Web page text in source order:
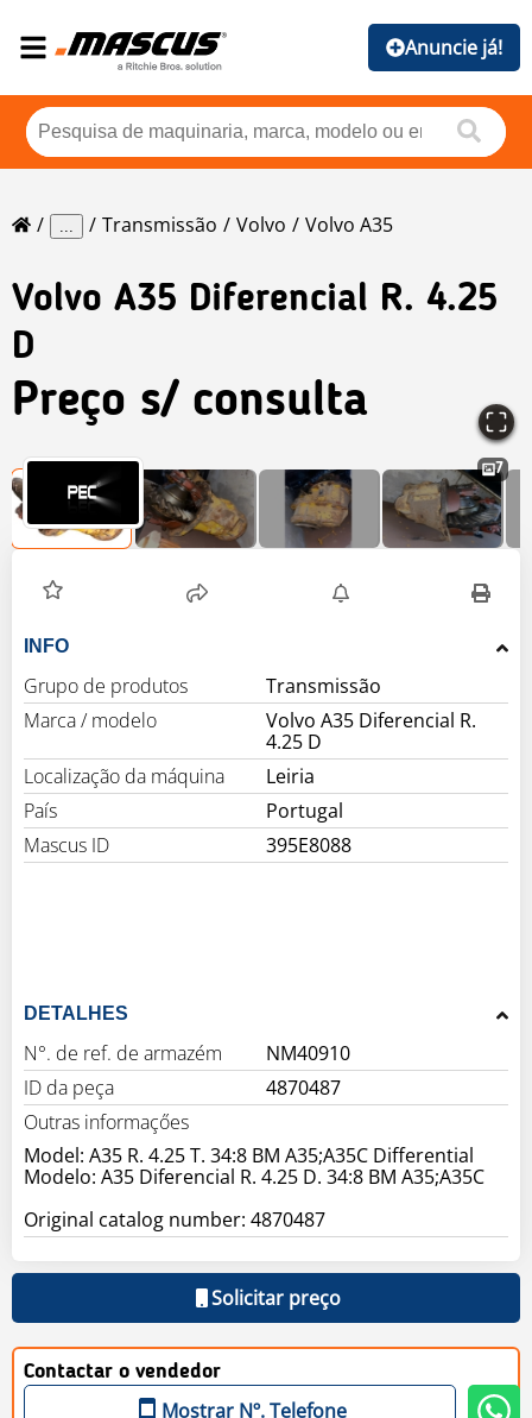
Anuncie já!
... Transmissão Volvo Volvo A35
Volvo A35 Diferencial R. 4.25
D
Preço s/ consulta
7
INFO
Grupo de produtos
Transmissão
Marca / modelo
Volvo A35 Diferencial R.
4.25 D
Localização da máquina
Leiria
País
Portugal
Mascus ID
395E8088
DETALHES
N°. de ref. de armazém
NM40910
ID da peça
4870487
Outras informaçőes
Model: A35 R. 4.25 T. 34:8 BM A35;A35C Differential
Modelo: A35 Diferencial R. 4.25 D. 34:8 BM A35;A35C
Original catalog number: 4870487
Solicitar preço
Contactar o vendedor
Mostrar Nº. Telefone